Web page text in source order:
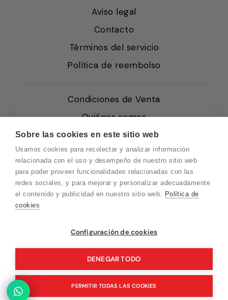
Sobre las cookies en este sitio web
Usamos cookies para recolectar y analizar información
relacionada con el uso y desempeño de nuestro sitio web
para poder proveer funcionalidades relacionadas con las
redes sociales, y para mejorar y personalizar adecuadamente
el contenido y publicidad en nuestro sitio web. Política de
cookies
Configuración de cookies
DENEGAR TODO
PERMITIR TODAS LAS COOKIES
Aviso legal
Contacto
Términos del servicio
Política de reembolso
Condiciones de Venta
Quiénes somos
Política de Cookies
Protección de Datos
Blog EN
Blog FR
© 2026 Pink Ant
Vuelvo en un momento. Recuerda que
nuestro horario de atención al cliente es de